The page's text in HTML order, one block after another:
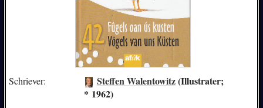
Schriever: Steffen Walentowitz(Illustrater;
* 1962)